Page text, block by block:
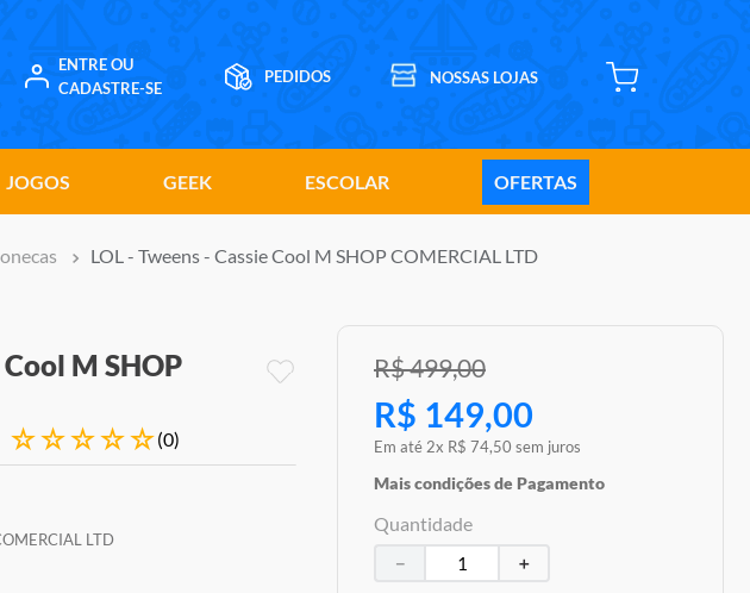
ENTRE OU
CADASTRE-SE
JOGOS GEEK ESCOLAR OFERTAS
LOL - Tweens - Cassie Cool M SHOP COMERCIAL LTD
M SHOP
☆☆☆☆☆(0)
LTD
R$499,00
R$ 149,00
Em até 2x R$ 74,50 sem juros
Mais condições de Pagamento
Quantidade
＋
－